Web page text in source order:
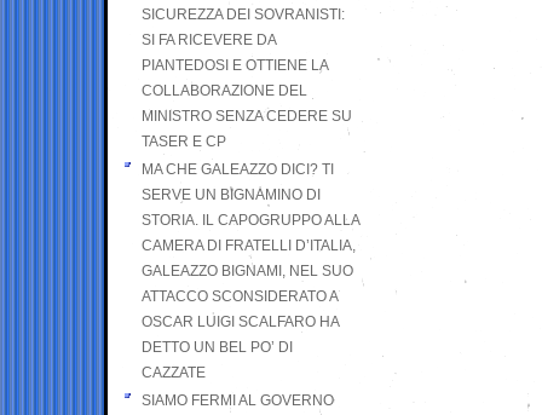
SICUREZZA DEI SOVRANISTI:
SI FA RICEVERE DA
PIANTEDOSI E OTTIENE LA
COLLABORAZIONE DEL
MINISTRO SENZA CEDERE SU
TASER E CP
MA CHE GALEAZZO DICI? TI
SERVE UN BIGNAMINO DI
STORIA. IL CAPOGRUPPO ALLA
CAMERA DI FRATELLI D’ITALIA,
GALEAZZO BIGNAMI, NEL SUO
ATTACCO SCONSIDERATO A
OSCAR LUIGI SCALFARO HA
DETTO UN BEL PO’ DI
CAZZATE
SIAMO FERMI AL GOVERNO